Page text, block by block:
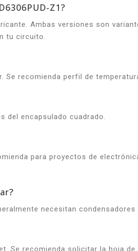
Z1?
Ambas versiones son
tu circuito.
recomienda perfil de
del encapsulado cuadrado.
para proyectos de
necesitan
Se recomienda solicitar la hoja de